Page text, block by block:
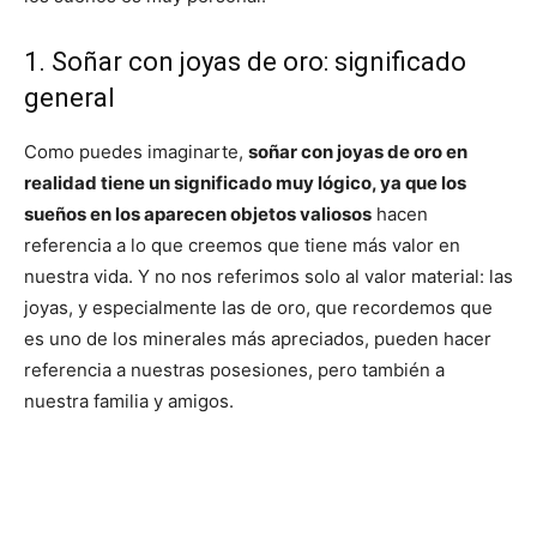
1. Soñar con joyas de oro: significado
general
Como puedes imaginarte, soñar con joyas de oro en
realidad tiene un significado muy lógico, ya que los
sueños en los aparecen objetos valiosos hacen
referencia a lo que creemos que tiene más valor en
nuestra vida. Y no nos referimos solo al valor material: las
joyas, y especialmente las de oro, que recordemos que
es uno de los minerales más apreciados, pueden hacer
referencia a nuestras posesiones, pero también a
nuestra familia y amigos.